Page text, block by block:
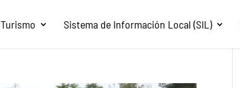
Turismo Sistema de Información Local (SIL)